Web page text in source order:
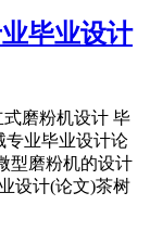
毕业设计
磨粉机设计 毕
专业毕业设计论
型磨粉机的设计
设计(论文)茶树